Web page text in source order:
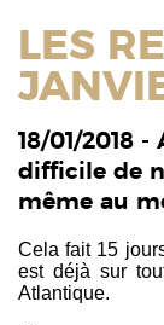
LES
18/01/2018
difficile de
même au
Cela fait 15
est déjà sur
Atlantique.